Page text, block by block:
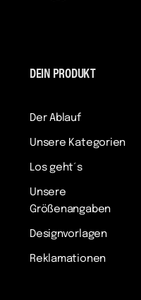
DEIN PRODUKT
Der Ablauf
Unsere Kategorien
Los geht´s
Unsere
Größenangaben
Designvorlagen
Reklamationen